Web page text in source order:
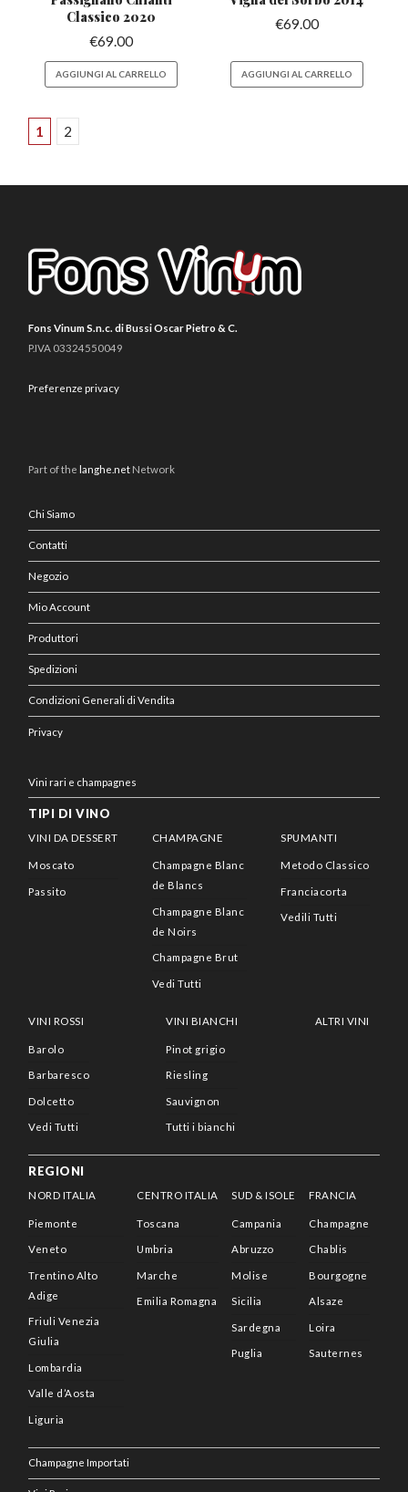
Classico 2020
€69.00
AGGIUNGI AL CARRELLO
€69.00
AGGIUNGI AL CARRELLO
1 2
Fons Vinum S.n.c. di Bussi Oscar Pietro & C.
P.IVA 03324550049
Preferenze privacy
Part of thelanghe.net Network
Chi Siamo
Contatti
Negozio
Mio Account
Produttori
Spedizioni
Condizioni Generali di Vendita
Privacy
Vini rari e champagnes
TIPI DI VINO
VINI DA DESSERT
Moscato
Passito
CHAMPAGNE
Champagne Blanc
de Blancs
Champagne Blanc
de Noirs
Champagne Brut
Vedi Tutti
SPUMANTI
Metodo Classico
Franciacorta
Vedili Tutti
VINI ROSSI
Barolo
Barbaresco
Dolcetto
Vedi Tutti
VINI BIANCHI
Pinot grigio
Riesling
Sauvignon
Tutti i bianchi
ALTRI VINI
REGIONI
NORD ITALIA
Piemonte
Veneto
Trentino Alto
Adige
Friuli Venezia
Giulia
Lombardia
Valle d’Aosta
Liguria
CENTRO ITALIA
Toscana
Umbria
Marche
Emilia Romagna
SUD & ISOLE
Campania
Abruzzo
Molise
Sicilia
Sardegna
Puglia
FRANCIA
Champagne
Chablis
Bourgogne
Alsaze
Loira
Sauternes
Champagne Importati